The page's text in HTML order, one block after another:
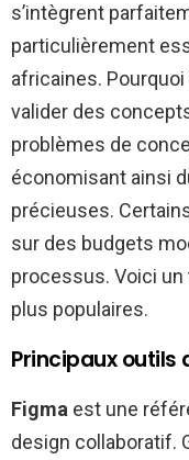
s’intègrent
particulièrement
africaines.
valider des
problèmes de
économisant ainsi
précieuses.
sur des budgets
processus. Voici un
plus populaires.
Principaux
Figma est une
design collaboratif.